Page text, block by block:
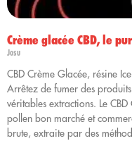
Crème glacée CBD, le
Josu
CBD Crème Glacée, résine
Arrêtez de fumer des
véritables extractions. Le
pollen bon marché et
brute, extraite par des